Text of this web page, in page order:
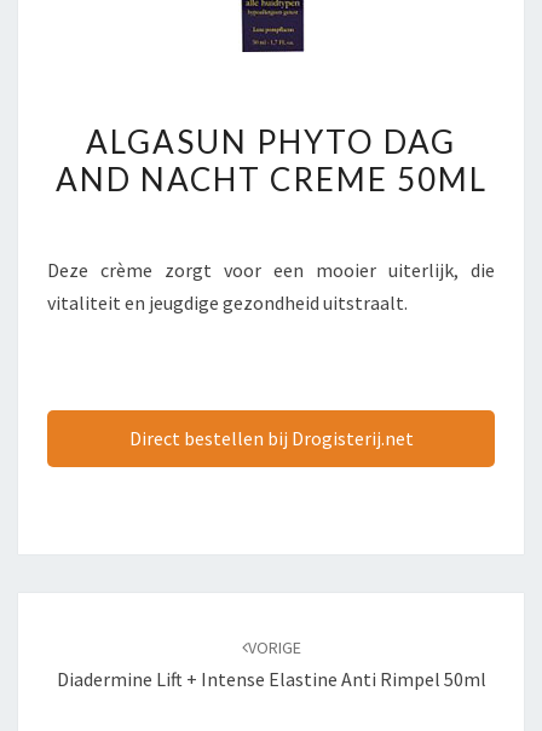
PHYTO
DAG
CREME
50ML
ALGASUN PHYTO DAG
AND NACHT CREME 50ML
Deze crème zorgt voor een mooier uiterlijk, die
vitaliteit en jeugdige gezondheid uitstraalt.
Direct bestellen bij Drogisterij.net
VORIGE
Diadermine Lift + Intense Elastine Anti Rimpel 50ml